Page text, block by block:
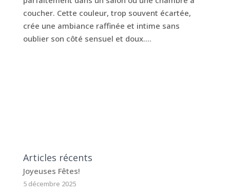
coucher. Cette couleur, trop souvent écartée,
crée une ambiance raffinée et intime sans
oublier son côté sensuel et doux....
Articles récents
Joyeuses Fêtes!
5 décembre 2025